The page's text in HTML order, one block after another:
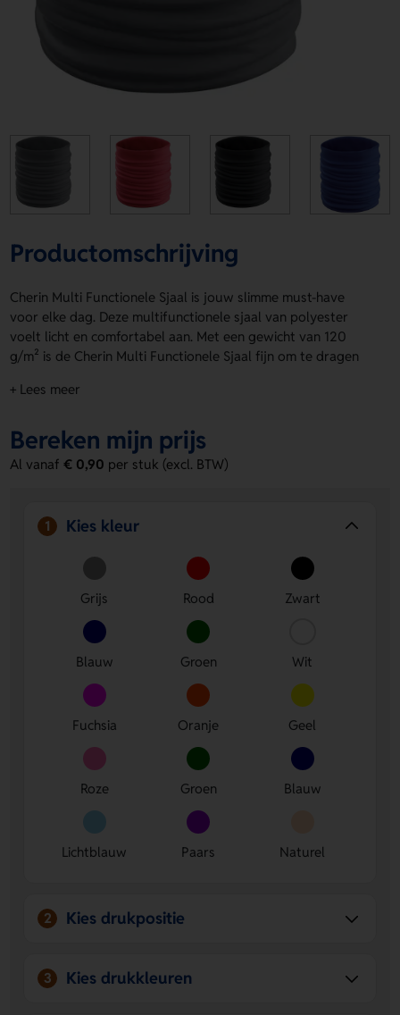
Productomschrijving
Cherin Multi Functionele Sjaal is jouw slimme must-have
voor elke dag. Deze multifunctionele sjaal van polyester
voelt licht en comfortabel aan. Met een gewicht van 120
g/m² is de Cherin Multi Functionele Sjaal fijn om te dragen
Zwart, Blauw, Groen, Wit, Fuchsia, Oranje, Geel, Roze,
Voorzijde of Achterzijde voor jouw logo, naam of eigen
ontwerp. Bestel of vraag een prijs op.
Functionele Sjaal
Veelzijdig in gebruik
manieren en maakt hem zo handig voor elke situatie.
Ruimte voor jouw ontwerpLaat een logo, naam of
eigen ontwerp plaatsen op de Voorzijde of Achterzijde.
Veel kleurkeuze
Je kiest makkelijk een kleur die past bij
jouw stijl of huisstijl.
+ Lees meer
Bereken mijn prijs
Al vanaf€ 0,90 per stuk (excl. BTW)
1 Kies kleur
Grijs Rood Zwart
Blauw Groen Wit
Fuchsia Oranje Geel
Roze Groen Blauw
Lichtblauw Paars Naturel
2 Kies drukpositie
3 Kies drukkleuren